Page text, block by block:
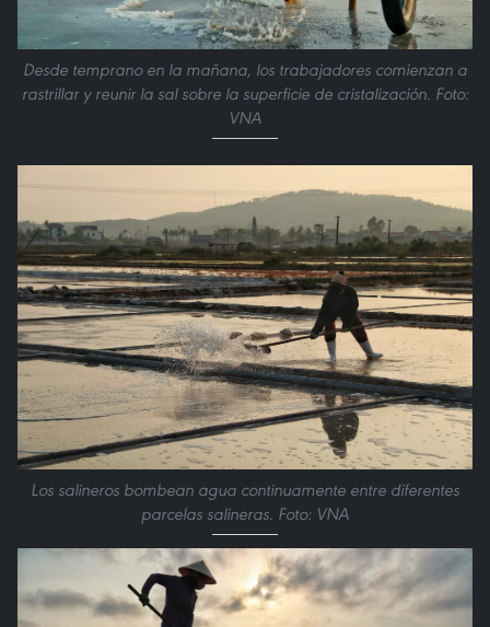
Desde temprano en la mañana, los trabajadores comienzan a
rastrillar y reunir la sal sobre la superficie de cristalización. Foto:
VNA
Los salineros bombean agua continuamente entre diferentes
parcelas salineras. Foto: VNA